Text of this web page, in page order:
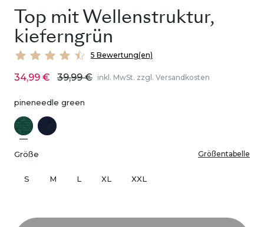
Top mit Wellenstruktur,
kieferngrün
5 Bewertung(en)
34,99 € 39,99 € inkl. MwSt. zzgl. Versandkosten
pineneedle green
Größe Größentabelle
S M L XL XXL